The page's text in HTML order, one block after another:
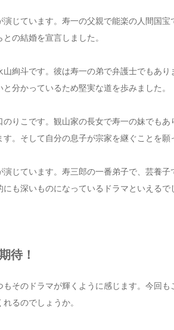
じています。寿一の父親で能楽の人間国
の結婚を宣言しました。
絢斗です。彼は寿一の弟で弁護士でもあ
分かっているため堅実な道を歩みました。
りこです。観山家の長女で寿一の妹でもあ
。そして自分の息子が宗家を継ぐことを願
じています。寿三郎の一番弟子で、芸養
も深いものになっているドラマといえるで
待！
そのドラマが輝くように感じます。今回も
るのでしょうか。